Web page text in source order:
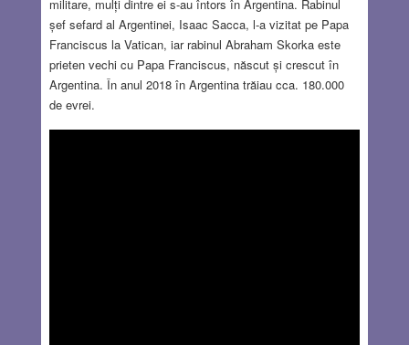
militare, mulți dintre ei s-au întors în Argentina. Rabinul
șef sefard al Argentinei, Isaac Sacca, l-a vizitat pe Papa
Franciscus la Vatican, iar rabinul Abraham Skorka este
prieten vechi cu Papa Franciscus, născut și crescut în
Argentina. În anul 2018 în Argentina trăiau cca. 180.000
de evrei.